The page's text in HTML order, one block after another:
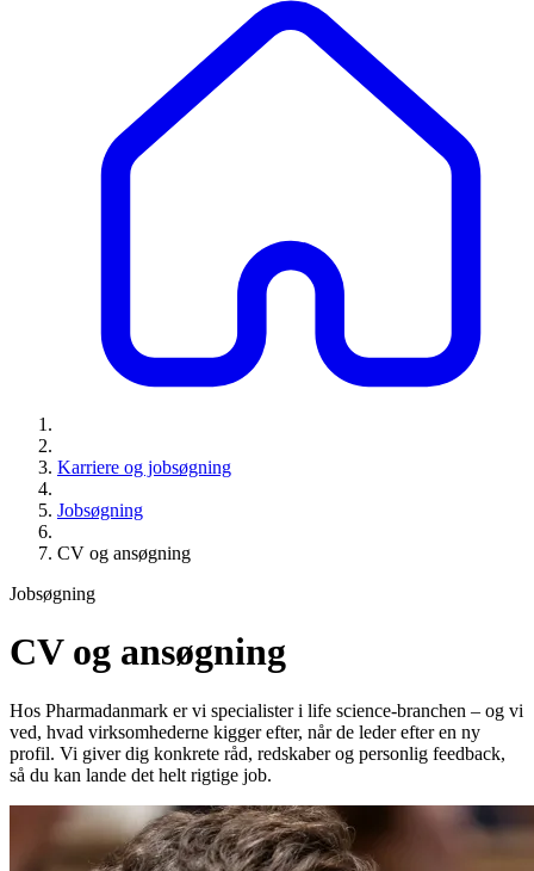
Karriere og jobsøgning
Jobsøgning
CV og ansøgning
Jobsøgning
CV og ansøgning
Hos Pharmadanmark er vi specialister i life science-branchen – og vi
ved, hvad virksomhederne kigger efter, når de leder efter en ny
profil. Vi giver dig konkrete råd, redskaber og personlig feedback,
så du kan lande det helt rigtige job.